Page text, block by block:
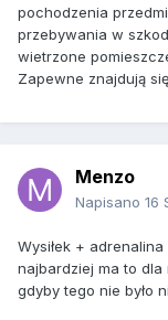
pochodzenia
przebywania w
wietrzone
Zapewne znajdują
Menzo
Napisano 16
Wysiłek +
najbardziej ma to
gdyby tego nie było